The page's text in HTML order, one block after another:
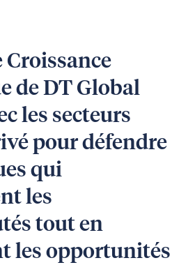
de DT Global
les secteurs
pour défendre
qui
les
tout en
les opportunités